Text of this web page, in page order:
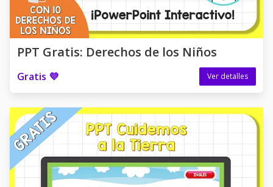
PPT Gratis: Derechos de los Niños
Gratis 💜 Ver detalles